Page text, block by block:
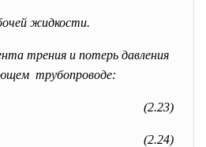
жидкости.
трения и потерь давления
трубопроводе:
(2.23)
(2.24)